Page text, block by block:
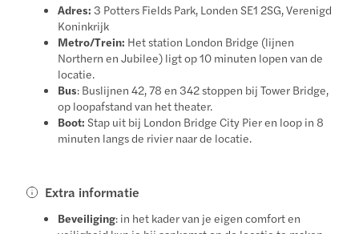
Adres: 3 Potters Fields Park, Londen SE1 2SG, Verenigd
Koninkrijk
Metro/Trein: Het station London Bridge (lijnen
Northern en Jubilee) ligt op 10 minuten lopen van de
locatie.
Bus: Buslijnen 42, 78 en 342 stoppen bij Tower Bridge,
op loopafstand van het theater.
Boot: Stap uit bij London Bridge City Pier en loop in 8
minuten langs de rivier naar de locatie.
Extra informatie
Beveiliging: in het kader van je eigen comfort en